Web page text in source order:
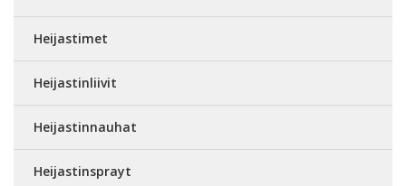
Heijastimet
Heijastinliivit
Heijastinnauhat
Heijastinsprayt